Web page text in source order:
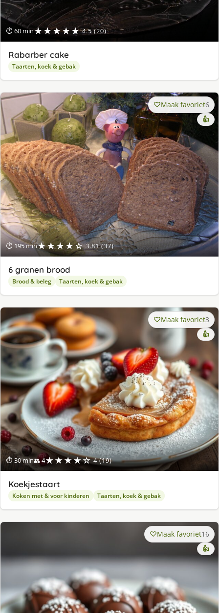
⏱ 60 min★★★★★ 4.5 (20)
Rabarber cake
Taarten, koek & gebak
⏱ 195 min★★★★☆ 3.81 (37)
Maak favoriet6
👍
6 granen brood
Brood & beleg Taarten, koek & gebak
⏱ 30 min👥 4★★★★☆ 4 (19)
Maak favoriet3
👍
Koekjestaart
Koken met & voor kinderen Taarten, koek & gebak
Maak favoriet16
👍